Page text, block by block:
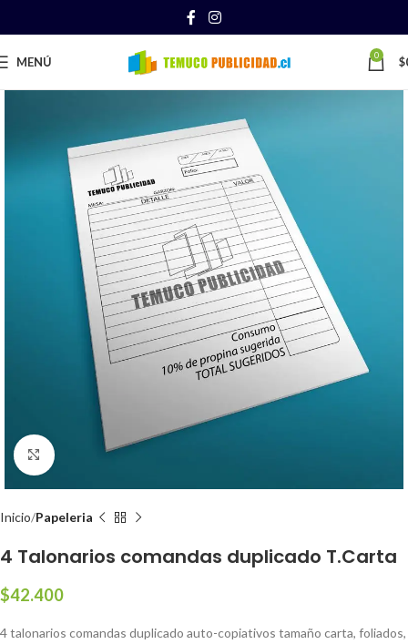
MENÚ 0 $
Clic para ampliar
Inicio Papeleria
4 Talonarios comandas duplicado T.Carta
$42.400
4 talonarios comandas duplicado auto-copiativos tamaño carta, foliados,